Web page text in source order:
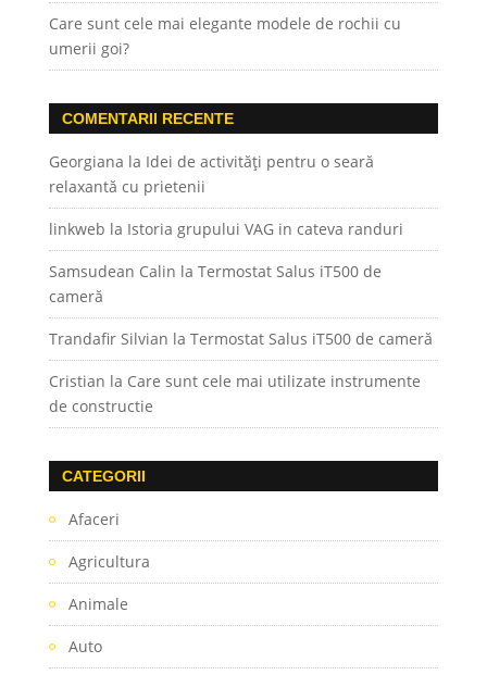
Care sunt cele mai elegante modele de rochii cu
umerii goi?
COMENTARII RECENTE
Georgiana la Idei de activități pentru o seară
relaxantă cu prietenii
linkweb la Istoria grupului VAG in cateva randuri
Samsudean Calin la Termostat Salus iT500 de
cameră
Trandafir Silvian la Termostat Salus iT500 de cameră
Cristian la Care sunt cele mai utilizate instrumente
de constructie
CATEGORII
Afaceri
Agricultura
Animale
Auto